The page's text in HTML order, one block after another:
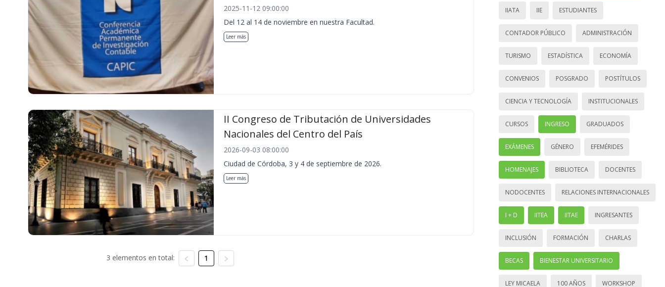
2025-11-12 09:00:00
Del 12 al 14 de noviembre en nuestra Facultad.
Leer más
II Congreso de Tributación de Universidades
Nacionales del Centro del País
2026-09-03 08:00:00
Ciudad de Córdoba, 3 y 4 de septiembre de 2026.
Leer más
3 elementos en total: 1
IIATA IIE ESTUDIANTES
CONTADOR PÚBLICO ADMINISTRACIÓN
TURISMO ESTADÍSTICA ECONOMÍA
CONVENIOS POSGRADO POSTÍTULOS
CIENCIA Y TECNOLOGÍA INSTITUCIONALES
CURSOS INGRESO GRADUADOS
EXÁMENES GÉNERO EFEMÉRIDES
HOMENAJES BIBLIOTECA DOCENTES
NODOCENTES RELACIONES INTERNACIONALES
I + D IITEA IITAE INGRESANTES
INCLUSIÓN FORMACIÓN CHARLAS
BECAS BIENESTAR UNIVERSITARIO
LEY MICAELA 100 AÑOS WORKSHOP